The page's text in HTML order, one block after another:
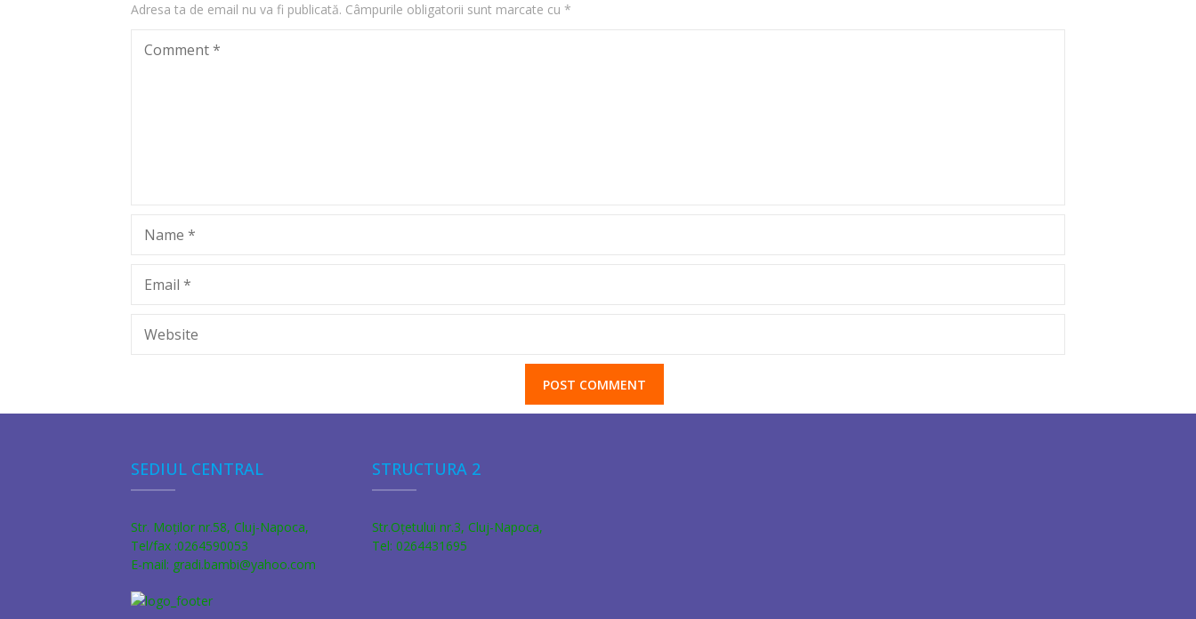
Adresa ta de email nu va fi publicată. Câmpurile obligatorii sunt marcate cu *
Comment*
Name *
Email *
Website
SEDIUL CENTRAL
Str. Moţilor nr.58, Cluj-Napoca,
Tel/fax :0264590053
E-mail: gradi.bambi@yahoo.com
STRUCTURA 2
Str.Oţetului nr.3, Cluj-Napoca,
Tel: 0264431695